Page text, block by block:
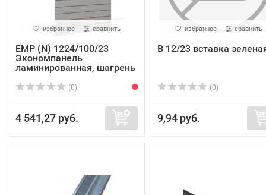
избранное сравнить
EMP (N) 1224/100/23
Экономпанель
ламинированная, шагрень
(0)
4 541,27 руб.
избранное сравнить
В 12/23 вставка
(0)
9,94 руб.